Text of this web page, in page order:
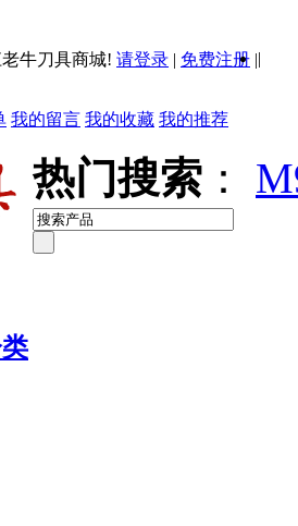
牛刀具商城! 请登录 | 免费注册 ||
我的留言 我的收藏 我的推荐
热门搜索 ：